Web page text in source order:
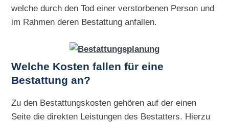
welche durch den Tod einer verstorbenen Person und
im Rahmen deren Bestattung anfallen.
Welche Kosten fallen für eine
Bestattung an?
Zu den Bestattungskosten gehören auf der einen
Seite die direkten Leistungen des Bestatters. Hierzu